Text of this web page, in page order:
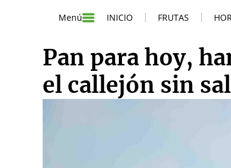
Menú INICIO FRUTAS
Pan para hoy,
el callejón sin